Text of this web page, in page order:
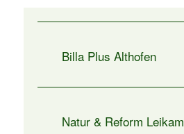
Billa Plus Althofen
Natur & Reform Leikam